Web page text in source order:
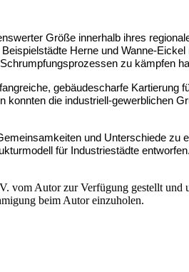
Größe innerhalb ihres
Herne und Wanne-
zu kämpfen
gebäudescharfe Kartierung
konnten die industriell-gewerblichen
und Unterschiede zu
für Industriestädte
vom Autor zur Verfügung gestellt und
beim Autor einzuholen.